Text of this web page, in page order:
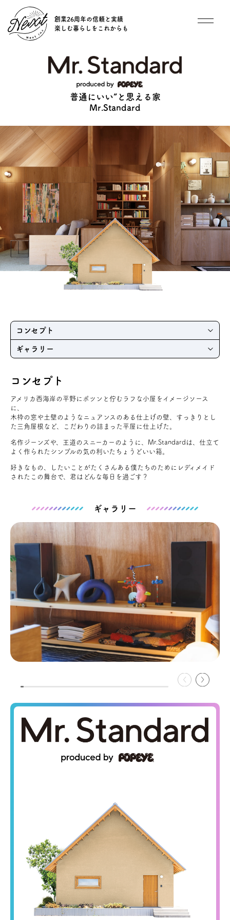
創業26周年の信頼と実績
楽しむ暮らしをこれからも
オススメ物件
オーナー様インタビュー
ごあいさつ
アクセス
キャンペーン
プライバシーポリシー
モデルハウス見学・ご予約
お問い合わせ
会員登録
資料請求
オンライン無料相談
お電話
営業時間: AM9:30-PM8:00
定休: 水曜・第一火曜
船橋スタジオ 0120-787-221
さいたまスタジオ 0120-757-221
普通 に いい”と 思 え る 家
Mr.Standard
コンセプト
ギャラリー
コンセプト
アメリカ西海岸の平野にポツンと佇むラフな小屋をイメージソース
に、
木枠の窓や土壁のようなニュアンスのある仕上げの壁、すっきりとし
た三角屋根など、こだわりの詰まった平屋に仕上げた。
名作ジーンズや、王道のスニーカーのように、Mr.Standardは、仕立て
よく作られたシンプルの気の利いたちょうどいい箱。
好きなもの、したいことがたくさんある僕たちのためにレディメイド
されたこの舞台で、君はどんな毎日を過ごす？
ギャラリー